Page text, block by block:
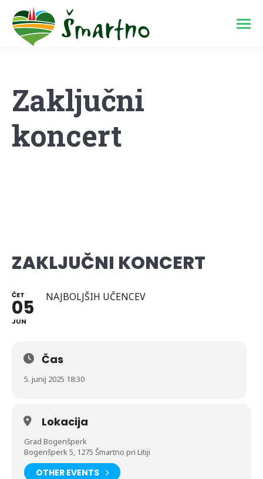
Zaključni
koncert
ZAKLJUČNI KONCERT
ČET
05
JUN
NAJBOLJŠIH UČENCEV
Čas
5. junij 2025 18:30
Lokacija
Grad Bogenšperk
Bogenšperk 5, 1275 Šmartno pri Litiji
OTHER EVENTS